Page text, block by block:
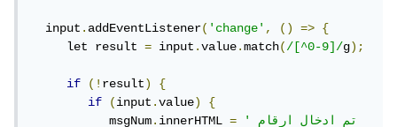
  input
.addEventListener('change', () =>
{
     let result
= input.value.match(/[^0-9]/g);
if (!result)
{
if
(input.value)
{
           msgNum
.innerHTML =
'تم ادخال ارقام